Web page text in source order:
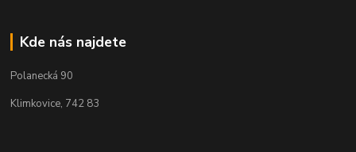
Kde nás najdete
Polanecká 90
Klimkovice, 742 83